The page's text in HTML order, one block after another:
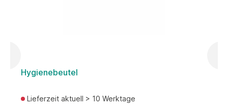
Hygienebeutel
Lieferzeit aktuell > 10 Werktage